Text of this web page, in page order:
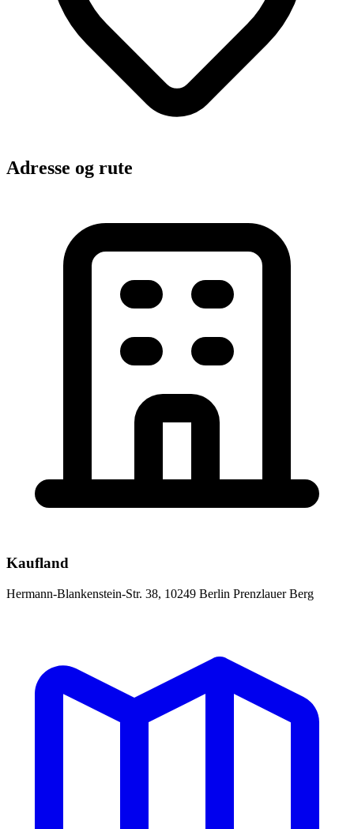
Adresse og rute
Kaufland
Hermann-Blankenstein-Str. 38, 10249 Berlin Prenzlauer Berg